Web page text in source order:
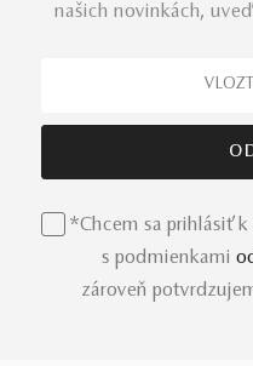
našich novinkách,
*Chcem sa prihlásiť k
s podmienkami
zároveň